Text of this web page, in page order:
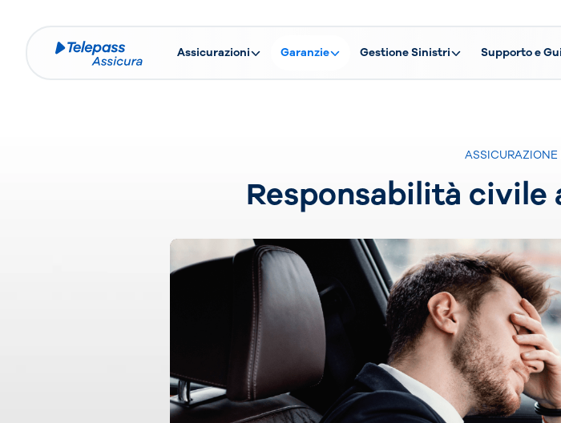
Assicurazioni Garanzie Gestione Sinistri Supporto e
Responsabilità civile